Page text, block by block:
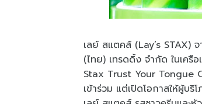
เลย์ สแตคส์ (Lay’s STAX)
(ไทย) เทรดดิ้ง จำกัด ในเครื
Stax Trust Your Tongue
เข้าร่วม แต่เปิดโอกาสให้ผู้บ